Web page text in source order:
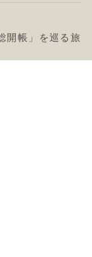
開帳」を巡る旅